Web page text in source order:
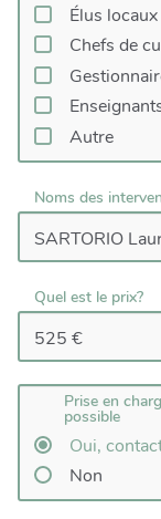
Élus locaux
Chefs de
Autre
Noms des
Quel est le prix?
Prise en
possible
Oui,
Non